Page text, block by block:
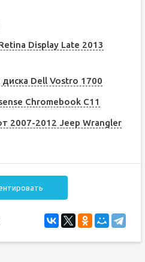
Display Late 2013
Dell Vostro 1700
Chromebook C11
2007-2012 Jeep Wrangler